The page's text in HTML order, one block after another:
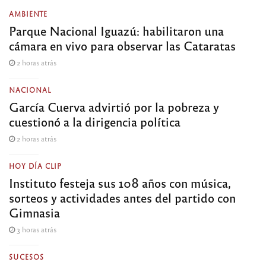
AMBIENTE
Parque Nacional Iguazú: habilitaron una
cámara en vivo para observar las Cataratas
2 horas atrás
NACIONAL
García Cuerva advirtió por la pobreza y
cuestionó a la dirigencia política
2 horas atrás
HOY DÍA CLIP
Instituto festeja sus 108 años con música,
sorteos y actividades antes del partido con
Gimnasia
3 horas atrás
SUCESOS